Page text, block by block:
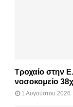
Τροχαίο στην
νοσοκομείο
1 Αυγούστου 2026